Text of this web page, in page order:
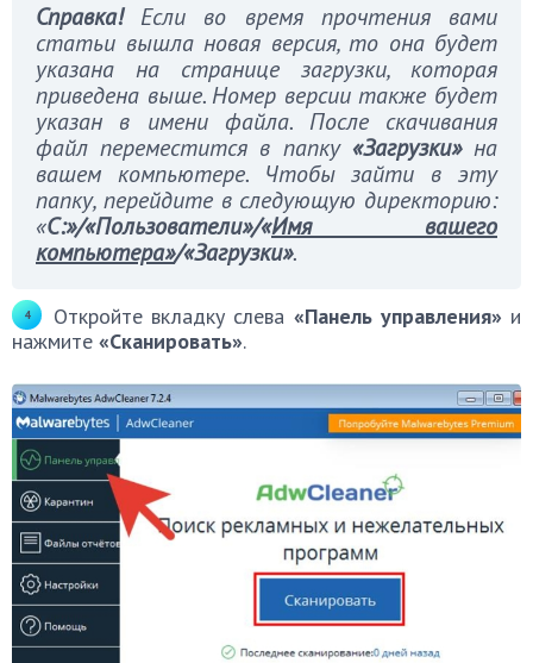
Справка!Если во время прочтения вами
статьи вышла новая версия, то она будет
указана на странице загрузки, которая
приведена выше. Номер версии также будет
указан в имени файла. После скачивания
файл переместится в папку «Загрузки»на
вашем компьютере. Чтобы зайти в эту
папку, перейдите в следующую директорию:
«C:»/«Пользователи»/«Имя вашего
компьютера»/«Загрузки».
Откройте вкладку слева «Панель управления» и
нажмите «Сканировать».